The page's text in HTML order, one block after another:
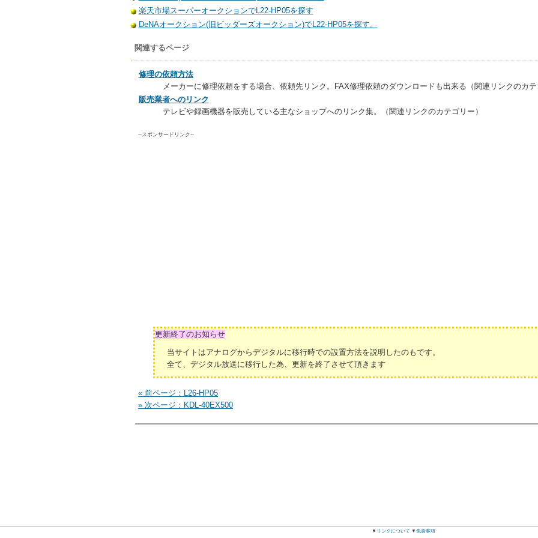
楽天市場スーパーオークションでL22-HP05を探す
DeNAオークション(旧ビッダーズオークション)でL22-HP05を探す。
関連するページ
修理の依頼方法
メーカーに修理依頼をする場合、依頼先リンク。FAX修理依頼のダウンロードも出来る（関連リンクのカ
販売業者へのリンク
テレビや録画機器を販売している主なショップへのリンク集。（関連リンクのカテゴリー）
--スポンサードリンク--
更新終了のお知らせ
当サイトはアナログからデジタルに移行時での設置方法を説明したのもです。
全て、デジタル放送に移行した為、更新を終了させて頂きます
« 前ページ：L26-HP05
» 次ページ：KDL-40EX500
▼ リンクについて ▼ 免責事項